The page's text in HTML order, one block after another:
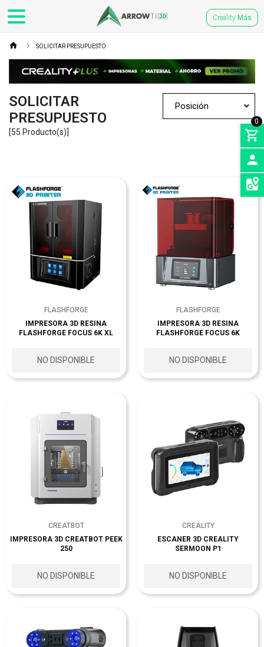
Creality Más
0
SOLICITAR PRESUPUESTO
SOLICITAR
PRESUPUESTO
[55 Producto(s)]
FLASHFORGE
IMPRESORA 3D RESINA
FLASHFORGE FOCUS 6K XL
NO DISPONIBLE
FLASHFORGE
IMPRESORA 3D RESINA
FLASHFORGE FOCUS 6K
NO DISPONIBLE
CREATBOT
IMPRESORA 3D CREATBOT PEEK
250
NO DISPONIBLE
CREALITY
ESCANER 3D CREALITY
SERMOON P1
NO DISPONIBLE